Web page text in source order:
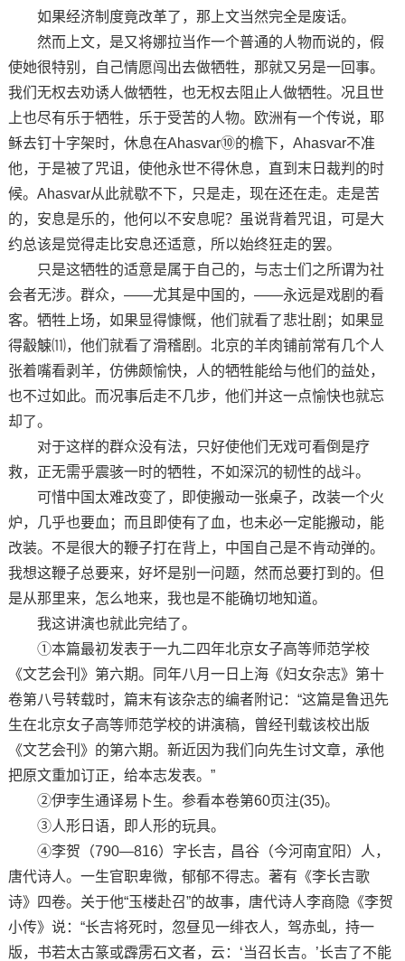
如果经济制度竟改革了，那上文当然完全是废话。
然而上文，是又将娜拉当作一个普通的人物而说的，假
使她很特别，自己情愿闯出去做牺牲，那就又另是一回事。
我们无权去劝诱人做牺牲，也无权去阻止人做牺牲。况且世
上也尽有乐于牺牲，乐于受苦的人物。欧洲有一个传说，耶
稣去钉十字架时，休息在Ahasvar⑩的檐下，Ahasvar不准
他，于是被了咒诅，使他永世不得休息，直到末日裁判的时
候。Ahasvar从此就歇不下，只是走，现在还在走。走是苦
的，安息是乐的，他何以不安息呢？虽说背着咒诅，可是大
约总该是觉得走比安息还适意，所以始终狂走的罢。
只是这牺牲的适意是属于自己的，与志士们之所谓为社
会者无涉。群众，——尤其是中国的，——永远是戏剧的看
客。牺牲上场，如果显得慷慨，他们就看了悲壮剧；如果显
得觳觫⑾，他们就看了滑稽剧。北京的羊肉铺前常有几个人
张着嘴看剥羊，仿佛颇愉快，人的牺牲能给与他们的益处，
也不过如此。而况事后走不几步，他们并这一点愉快也就忘
却了。
对于这样的群众没有法，只好使他们无戏可看倒是疗
救，正无需乎震骇一时的牺牲，不如深沉的韧性的战斗。
可惜中国太难改变了，即使搬动一张桌子，改装一个火
炉，几乎也要血；而且即使有了血，也未必一定能搬动，能
改装。不是很大的鞭子打在背上，中国自己是不肯动弹的。
我想这鞭子总要来，好坏是别一问题，然而总要打到的。但
是从那里来，怎么地来，我也是不能确切地知道。
我这讲演也就此完结了。
①本篇最初发表于一九二四年北京女子高等师范学校
《文艺会刊》第六期。同年八月一日上海《妇女杂志》第十
卷第八号转载时，篇末有该杂志的编者附记：“这篇是鲁迅先
生在北京女子高等师范学校的讲演稿，曾经刊载该校出版
《文艺会刊》的第六期。新近因为我们向先生讨文章，承他
把原文重加订正，给本志发表。”
②伊孛生通译易卜生。参看本卷第60页注(35)。
③人形日语，即人形的玩具。
④李贺（790—816）字长吉，昌谷（今河南宜阳）人，
唐代诗人。一生官职卑微，郁郁不得志。著有《李长吉歌
诗》四卷。关于他“玉楼赴召”的故事，唐代诗人李商隐《李贺
小传》说：“长吉将死时，忽昼见一绯衣人，驾赤虬，持一
版，书若太古篆或霹雳石文者，云：‘当召长吉。’长吉了不能